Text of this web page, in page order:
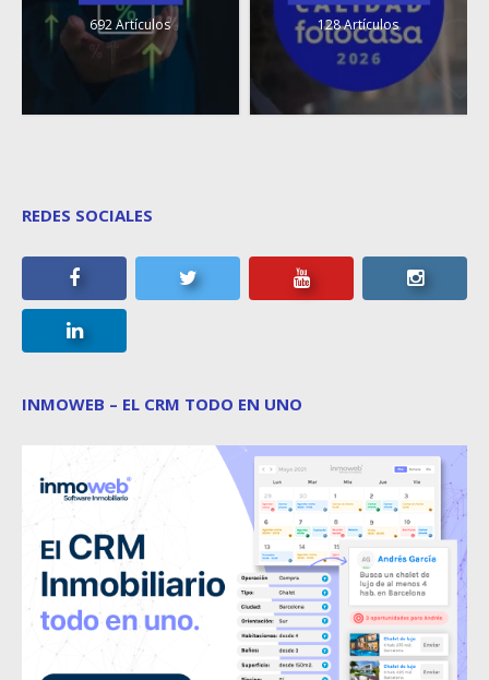
692 Artículos 128 Artículos
REDES SOCIALES
INMOWEB – EL CRM TODO EN UNO